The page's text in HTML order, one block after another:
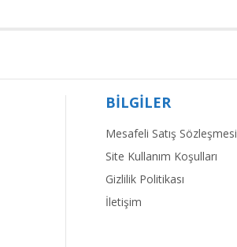
BİLGİLER
Mesafeli Satış Sözleşmesi
Site Kullanım Koşulları
Gizlilik Politikası
İletişim